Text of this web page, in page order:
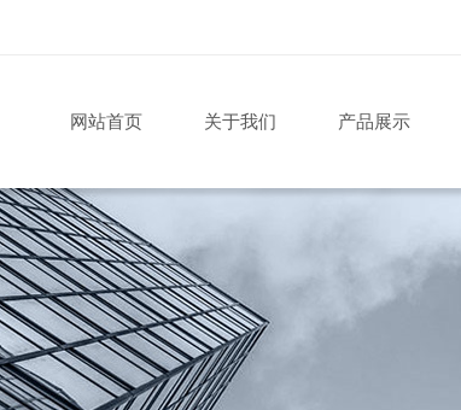
网站首页 关于我们 产品展示